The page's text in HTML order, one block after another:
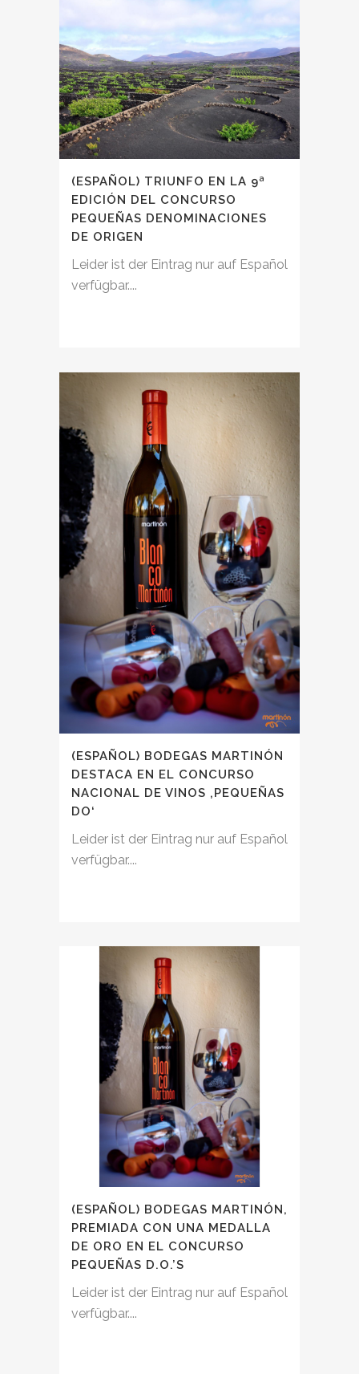
(ESPAÑOL) TRIUNFO EN LA 9ª
EDICIÓN DEL CONCURSO
PEQUEÑAS DENOMINACIONES
DE ORIGEN
Leider ist der Eintrag nur auf Español
verfügbar....
(ESPAÑOL) BODEGAS MARTINÓN
DESTACA EN EL CONCURSO
NACIONAL DE VINOS ‚PEQUEÑAS
DO‘
Leider ist der Eintrag nur auf Español
verfügbar....
(ESPAÑOL) BODEGAS MARTINÓN,
PREMIADA CON UNA MEDALLA
DE ORO EN EL CONCURSO
PEQUEÑAS D.O.’S
Leider ist der Eintrag nur auf Español
verfügbar....